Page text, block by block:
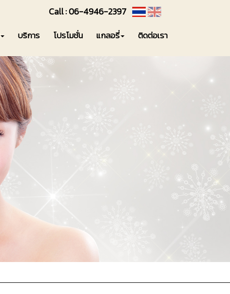
Call : 06-4946-2397
บริการ โปรโมชั่น แกลอรี่ ติดต่อเรา